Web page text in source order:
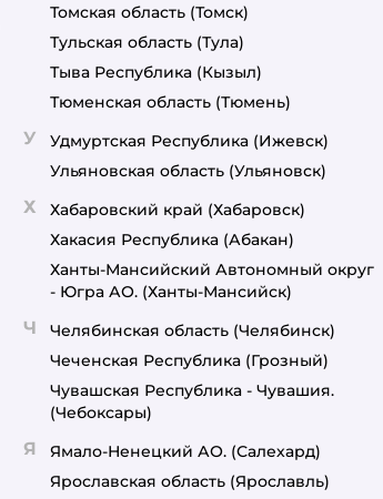
Томская область (Томск)
Тульская область (Тула)
Тыва Республика (Кызыл)
Тюменская область (Тюмень)
У Удмуртская Республика (Ижевск)
Ульяновская область (Ульяновск)
Х Хабаровский край (Хабаровск)
Хакасия Республика (Абакан)
Ханты-Мансийский Автономный округ
- Югра АО. (Ханты-Мансийск)
Ч Челябинская область (Челябинск)
Чеченская Республика (Грозный)
Чувашская Республика - Чувашия.
(Чебоксары)
Я Ямало-Ненецкий АО. (Салехард)
Ярославская область (Ярославль)